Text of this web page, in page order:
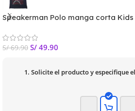
Speakerman Polo manga corta Kids
S/69.90 S/ 49.90
1. Solicite el producto y especifique